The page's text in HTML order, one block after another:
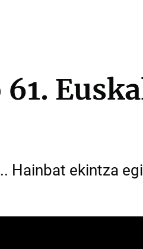
Hainbat ekintza